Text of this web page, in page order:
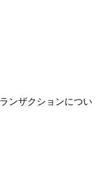
ンザクションについ